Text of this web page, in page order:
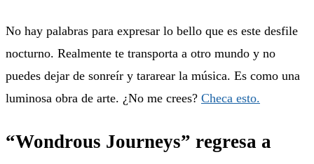
No hay palabras para expresar lo bello que es este desfile
nocturno. Realmente te transporta a otro mundo y no
puedes dejar de sonreír y tararear la música. Es como una
luminosa obra de arte. ¿No me crees? Checa esto.
“Wondrous Journeys” regresa a